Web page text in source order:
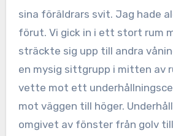
sina föräldrars svit. Jag hade
förut. Vi gick in i ett stort rum
sträckte sig upp till andra
en mysig sittgrupp i mitten av
vette mot ett
mot väggen till höger.
omgivet av fönster från golv